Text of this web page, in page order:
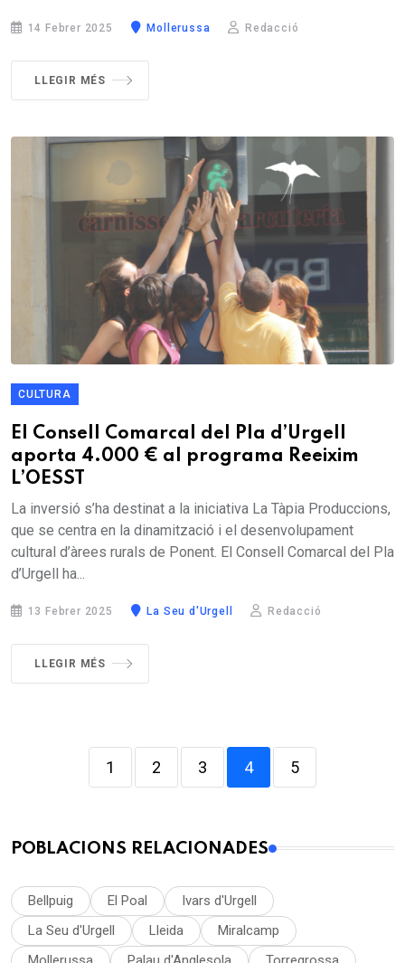
14 Febrer 2025 Mollerussa Redacció
LLEGIR MÉS
CULTURA
El Consell Comarcal del Pla d’Urgell
aporta 4.000 € al programa Reeixim
L’OESST
La inversió s’ha destinat a la iniciativa La Tàpia Produccions,
que se centra en la dinamització i el desenvolupament
cultural d’àrees rurals de Ponent. El Consell Comarcal del Pla
d’Urgell ha...
13 Febrer 2025 La Seu d'Urgell Redacció
LLEGIR MÉS
1 2 3 4 5
POBLACIONS RELACIONADES
Bellpuig El Poal
Ivars d'Urgell
La Seu d'Urgell
Lleida
Miralcamp